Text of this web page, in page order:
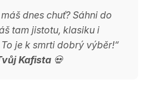
máš dnes chuť? Sáhni do
tam jistotu, klasiku i
je k smrti dobrý výběr!“
Kafista💀